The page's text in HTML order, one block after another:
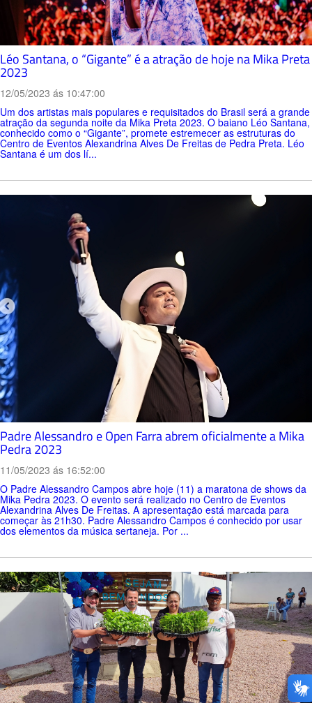
Léo Santana, o “Gigante” é a atração de hoje na Mika Preta
2023
12/05/2023 ás 10:47:00
Um dos artistas mais populares e requisitados do Brasil será a grande
atração da segunda noite da Mika Preta 2023. O baiano Léo Santana,
conhecido como o “Gigante”, promete estremecer as estruturas do
Centro de Eventos Alexandrina Alves De Freitas de Pedra Preta. Léo
Santana é um dos lí...
Padre Alessandro e Open Farra abrem oficialmente a Mika
Pedra 2023
11/05/2023 ás 16:52:00
O Padre Alessandro Campos abre hoje (11) a maratona de shows da
Mika Pedra 2023. O evento será realizado no Centro de Eventos
Alexandrina Alves De Freitas. A apresentação está marcada para
começar às 21h30. Padre Alessandro Campos é conhecido por usar
dos elementos da música sertaneja. Por ...